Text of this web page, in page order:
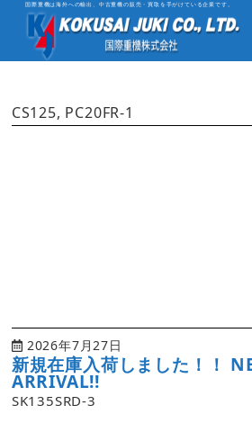
国際重機は海外への輸出、中古重機の販売・買取を手がけている企業です。
CS125, PC20FR-1
2026年7月27日
新規在庫入荷しました！！
ARRIVAL!!
SK135SRD-3